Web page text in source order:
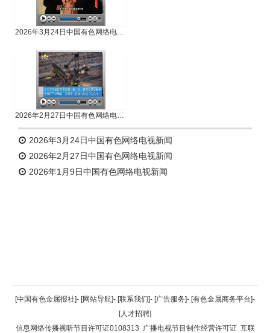
2026年3月24日中国有色网络电视新闻
2026年2月27日中国有色网络电视新闻
2026年3月24日中国有色网络电视新闻
2026年2月27日中国有色网络电视新闻
2026年1月9日中国有色网络电视新闻
返回顶部
返回首页
[中国有色金属报社]- [网站导航]- [联系我们]- [广告服务]- [有色金属商务平台]-
[人才招聘]
信息网络传播视听节目许可证0108313 广播电视节目制作经营许可证 互联